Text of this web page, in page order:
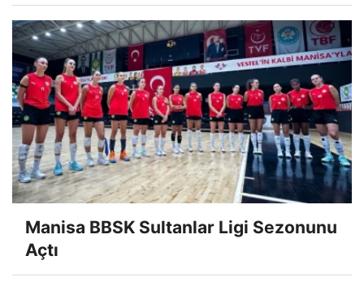
Manisa BBSK Sultanlar Ligi Sezonunu
Açtı